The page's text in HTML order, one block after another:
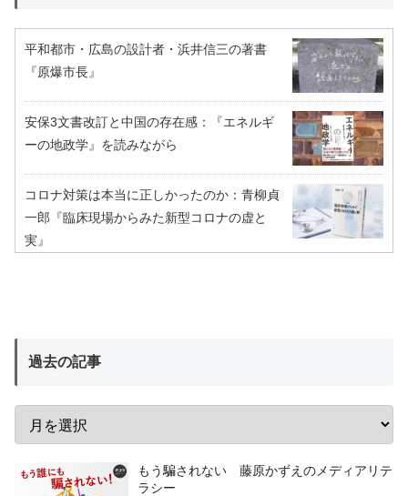
平和都市・広島の設計者・浜井信三の著書
『原爆市長』
安保3文書改訂と中国の存在感：『エネルギ
ーの地政学』を読みながら
コロナ対策は本当に正しかったのか：青柳貞
一郎『臨床現場からみた新型コロナの虚と
実』
過去の記事
もう騙されない 藤原かずえのメディアリテ
ラシー